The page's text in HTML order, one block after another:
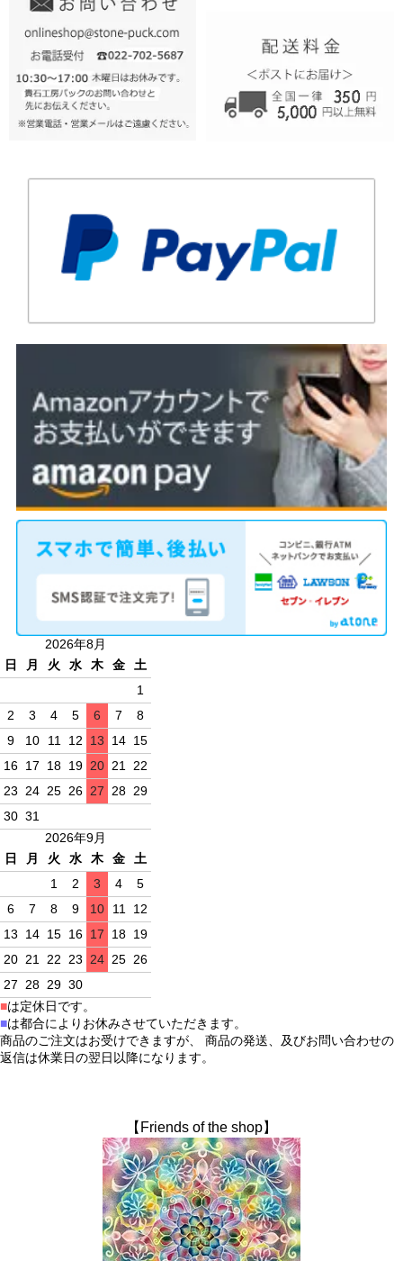
2026年8月
日
月 火 水 木 金
土
1
2
3 4 5 6 7
8
9
10 11 12 13 14 15
16 17 18 19 20 21
22
23
24 25 26 27 28 29
30 31
2026年9月
日
月 火 水 木 金
土
1
2 3 4
5
6
7 8 9 10 11
12
13
14 15 16 17 18 19
20 21 22 23 24 25 26
27
28 29 30
■は定休日です。
■は都合によりお休みさせていただきます。
商品のご注文はお受けできますが、 商品の発送、及びお問い合わせの
返信は休業日の翌日以降になります。
【Friends of the shop】